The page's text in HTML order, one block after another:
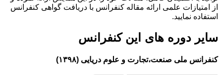
از امتیازات علمی ارائه مقاله کنفرانس با دریافت گواهی کنفرانس
استفاده نمایید.
سایر دوره های این کنفرانس
کنفرانس ملی صنعت،تجارت و علوم دریایی (۱۳۹۸)